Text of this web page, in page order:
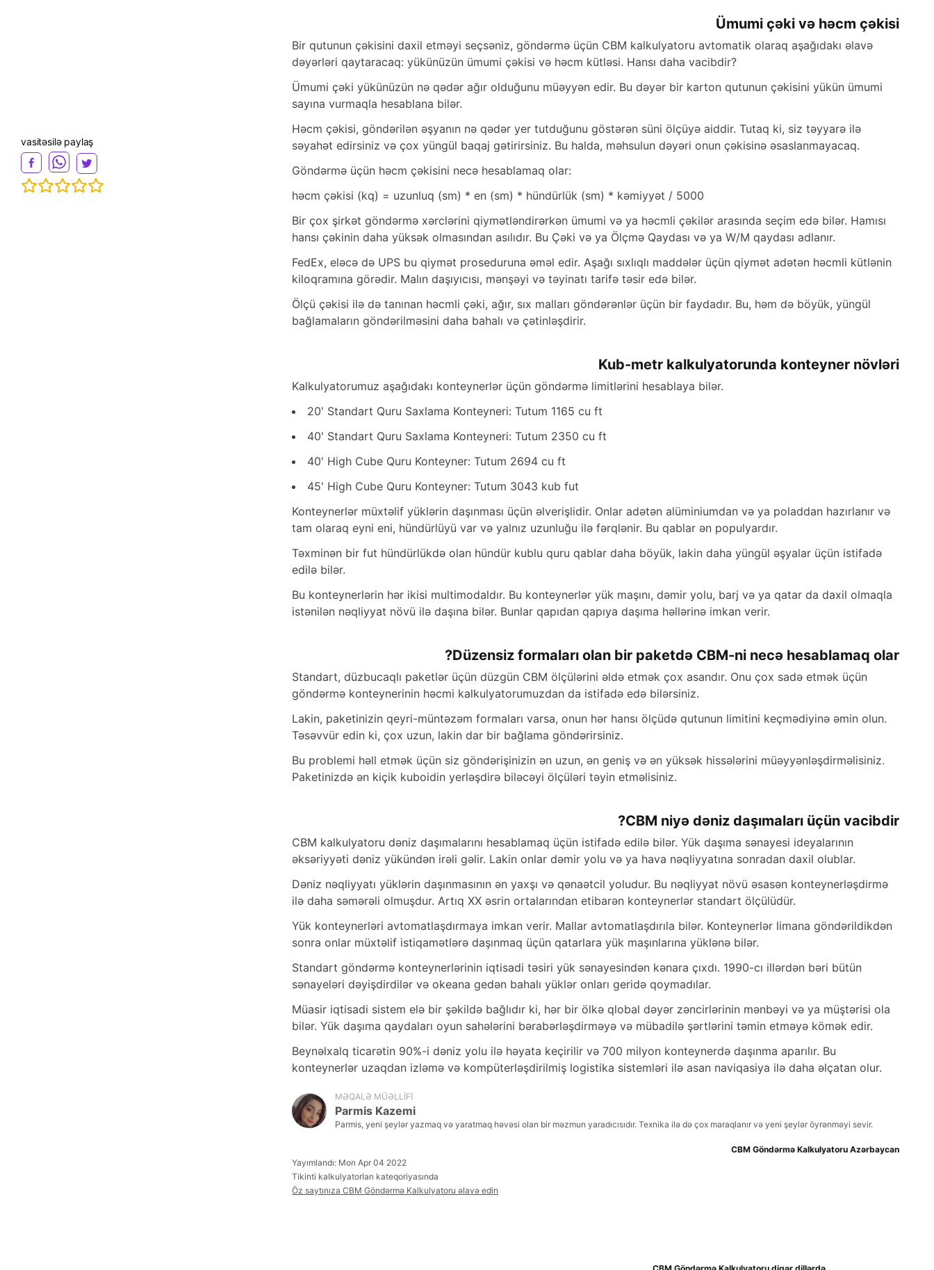
vasitəsilə paylaş
Ümumi çəki və həcm çəkisi
Bir qutunun çəkisini daxil etməyi seçsəniz, göndərmə üçün CBM kalkulyatoru avtomatik olaraq aşağıdakı əlavə
dəyərləri qaytaracaq: yükünüzün ümumi çəkisi və həcm kütləsi. Hansı daha vacibdir?
Ümumi çəki yükünüzün nə qədər ağır olduğunu müəyyən edir. Bu dəyər bir karton qutunun çəkisini yükün ümumi
sayına vurmaqla hesablana bilər.
Həcm çəkisi, göndərilən əşyanın nə qədər yer tutduğunu göstərən süni ölçüyə aiddir. Tutaq ki, siz təyyarə ilə
səyahət edirsiniz və çox yüngül baqaj gətirirsiniz. Bu halda, məhsulun dəyəri onun çəkisinə əsaslanmayacaq.
Göndərmə üçün həcm çəkisini necə hesablamaq olar:
həcm çəkisi (kq) = uzunluq (sm) * en (sm) * hündürlük (sm) * kəmiyyət / 5000
Bir çox şirkət göndərmə xərclərini qiymətləndirərkən ümumi və ya həcmli çəkilər arasında seçim edə bilər. Hamısı
hansı çəkinin daha yüksək olmasından asılıdır. Bu Çəki və ya Ölçmə Qaydası və ya W/M qaydası adlanır.
FedEx, eləcə də UPS bu qiymət proseduruna əməl edir. Aşağı sıxlıqlı maddələr üçün qiymət adətən həcmli kütlənin
kiloqramına görədir. Malın daşıyıcısı, mənşəyi və təyinatı tarifə təsir edə bilər.
Ölçü çəkisi ilə də tanınan həcmli çəki, ağır, sıx malları göndərənlər üçün bir faydadır. Bu, həm də böyük, yüngül
bağlamaların göndərilməsini daha bahalı və çətinləşdirir.
Kub-metr kalkulyatorunda konteyner növləri
Kalkulyatorumuz aşağıdakı konteynerlər üçün göndərmə limitlərini hesablaya bilər.
20' Standart Quru Saxlama Konteyneri: Tutum 1165 cu ft
40' Standart Quru Saxlama Konteyneri: Tutum 2350 cu ft
40' High Cube Quru Konteyner: Tutum 2694 cu ft
45' High Cube Quru Konteyner: Tutum 3043 kub fut
Konteynerlər müxtəlif yüklərin daşınması üçün əlverişlidir. Onlar adətən alüminiumdan və ya poladdan hazırlanır və
tam olaraq eyni eni, hündürlüyü var və yalnız uzunluğu ilə fərqlənir. Bu qablar ən populyardır.
Təxminən bir fut hündürlükdə olan hündür kublu quru qablar daha böyük, lakin daha yüngül əşyalar üçün istifadə
edilə bilər.
Bu konteynerlərin hər ikisi multimodaldır. Bu konteynerlər yük maşını, dəmir yolu, barj və ya qatar da daxil olmaqla
istənilən nəqliyyat növü ilə daşına bilər. Bunlar qapıdan qapıya daşıma həllərinə imkan verir.
Düzensiz formaları olan bir paketdə CBM-ni necə hesablamaq olar?
Standart, düzbucaqlı paketlər üçün düzgün CBM ölçülərini əldə etmək çox asandır. Onu çox sadə etmək üçün
göndərmə konteynerinin həcmi kalkulyatorumuzdan da istifadə edə bilərsiniz.
Lakin, paketinizin qeyri-müntəzəm formaları varsa, onun hər hansı ölçüdə qutunun limitini keçmədiyinə əmin olun.
Təsəvvür edin ki, çox uzun, lakin dar bir bağlama göndərirsiniz.
Bu problemi həll etmək üçün siz göndərişinizin ən uzun, ən geniş və ən yüksək hissələrini müəyyənləşdirməlisiniz.
Paketinizdə ən kiçik kuboidin yerləşdirə biləcəyi ölçüləri təyin etməlisiniz.
CBM niyə dəniz daşımaları üçün vacibdir?
CBM kalkulyatoru dəniz daşımalarını hesablamaq üçün istifadə edilə bilər. Yük daşıma sənayesi ideyalarının
əksəriyyəti dəniz yükündən irəli gəlir. Lakin onlar dəmir yolu və ya hava nəqliyyatına sonradan daxil olublar.
Dəniz nəqliyyatı yüklərin daşınmasının ən yaxşı və qənaətcil yoludur. Bu nəqliyyat növü əsasən konteynerləşdirmə
ilə daha səmərəli olmuşdur. Artıq XX əsrin ortalarından etibarən konteynerlər standart ölçülüdür.
Yük konteynerləri avtomatlaşdırmaya imkan verir. Mallar avtomatlaşdırıla bilər. Konteynerlər limana göndərildikdən
sonra onlar müxtəlif istiqamətlərə daşınmaq üçün qatarlara yük maşınlarına yüklənə bilər.
Standart göndərmə konteynerlərinin iqtisadi təsiri yük sənayesindən kənara çıxdı. 1990-cı illərdən bəri bütün
sənayeləri dəyişdirdilər və okeana gedən bahalı yüklər onları geridə qoymadılar.
Müasir iqtisadi sistem elə bir şəkildə bağlıdır ki, hər bir ölkə qlobal dəyər zəncirlərinin mənbəyi və ya müştərisi ola
bilər. Yük daşıma qaydaları oyun sahələrini bərabərləşdirməyə və mübadilə şərtlərini təmin etməyə kömək edir.
Beynəlxalq ticarətin 90%-i dəniz yolu ilə həyata keçirilir və 700 milyon konteynerdə daşınma aparılır. Bu
konteynerlər uzaqdan izləmə və kompüterləşdirilmiş logistika sistemləri ilə asan naviqasiya ilə daha əlçatan olur.
MƏQALƏ MÜƏLLIFI
Parmis Kazemi
Parmis, yeni şeylər yazmaq və yaratmaq həvəsi olan bir məzmun yaradıcısıdır. Texnika ilə də çox maraqlanır və yeni şeylər öyrənməyi sevir.
CBM Göndərmə Kalkulyatoru Azərbaycan
Yayımlandı: Mon Apr 04 2022
Tikinti kalkulyatorları kateqoriyasında
Öz saytınıza CBM Göndərmə Kalkulyatoru əlavə edin